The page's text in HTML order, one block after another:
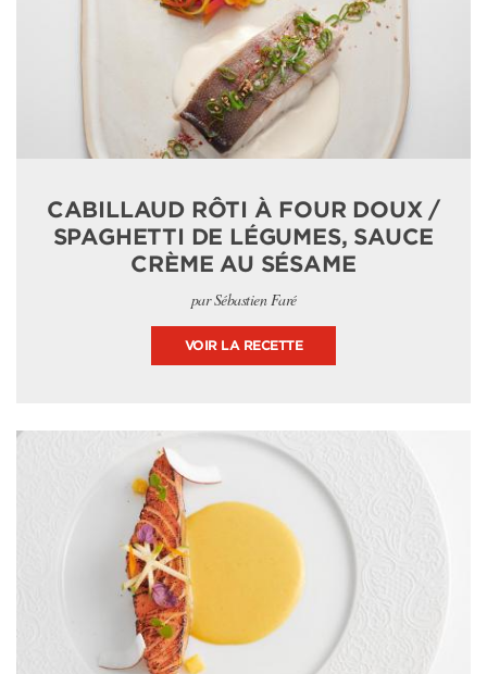
CABILLAUD RÔTI À FOUR DOUX /
SPAGHETTI DE LÉGUMES, SAUCE
CRÈME AU SÉSAME
par Sébastien Faré
VOIR LA RECETTE